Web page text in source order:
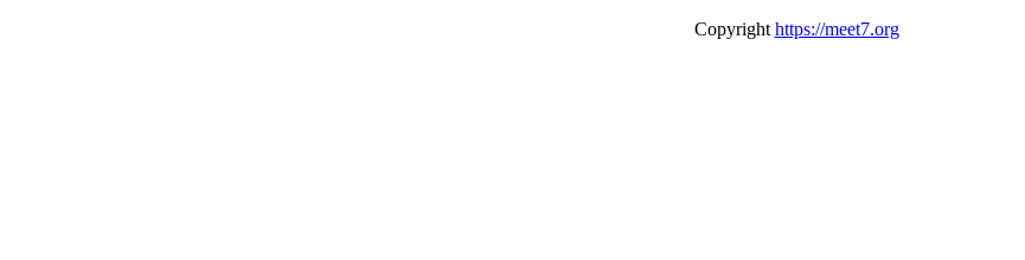
Copyright https://meet7.org